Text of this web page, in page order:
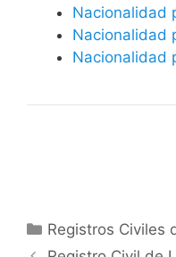
Nacionalidad
Nacionalidad
Nacionalidad
Categorías
Registros Civiles